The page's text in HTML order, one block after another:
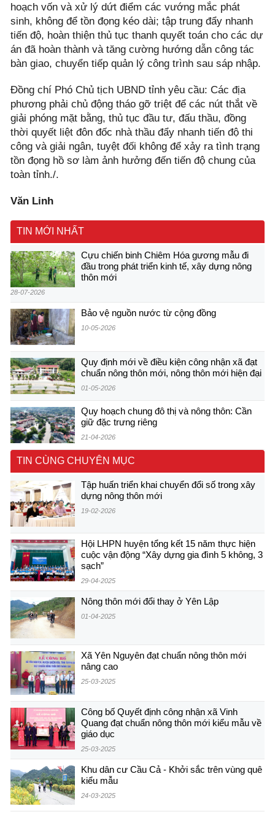
hoạch vốn và xử lý dứt điểm các vướng mắc phát
sinh, không để tồn đọng kéo dài; tập trung đẩy nhanh
tiến độ, hoàn thiện thủ tục thanh quyết toán cho các dự
án đã hoàn thành và tăng cường hướng dẫn công tác
bàn giao, chuyển tiếp quản lý công trình sau sáp nhập.
Đồng chí Phó Chủ tịch UBND tỉnh yêu cầu: Các địa
phương phải chủ động tháo gỡ triệt để các nút thắt về
giải phóng mặt bằng, thủ tục đầu tư, đấu thầu, đồng
thời quyết liệt đôn đốc nhà thầu đẩy nhanh tiến độ thi
công và giải ngân, tuyệt đối không để xảy ra tình trạng
tồn đọng hồ sơ làm ảnh hưởng đến tiến độ chung của
toàn tỉnh./.
Văn Linh
TIN MỚI NHẤT
Cựu chiến binh Chiêm Hóa gương mẫu đi
đầu trong phát triển kinh tế, xây dựng nông
thôn mới
28-07-2026
Bảo vệ nguồn nước từ cộng đồng
10-05-2026
Quy định mới về điều kiện công nhận xã đạt
chuẩn nông thôn mới, nông thôn mới hiện đại
01-05-2026
Quy hoạch chung đô thị và nông thôn: Cần
giữ đặc trưng riêng
21-04-2026
TIN CÙNG CHUYÊN MỤC
Tập huấn triển khai chuyển đổi số trong xây
dựng nông thôn mới
19-02-2026
Hội LHPN huyện tổng kết 15 năm thực hiện
cuộc vận động “Xây dựng gia đình 5 không, 3
sạch”
29-04-2025
Nông thôn mới đổi thay ở Yên Lập
01-04-2025
Xã Yên Nguyên đạt chuẩn nông thôn mới
nâng cao
25-03-2025
Công bố Quyết định công nhận xã Vinh
Quang đạt chuẩn nông thôn mới kiểu mẫu về
giáo dục
25-03-2025
Khu dân cư Cầu Cả - Khởi sắc trên vùng quê
kiểu mẫu
24-03-2025